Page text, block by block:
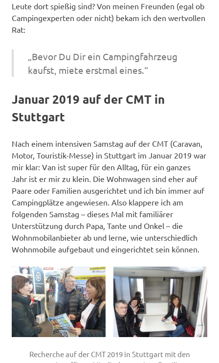
Leute dort spießig sind? Von meinen Freunden (egal ob
Campingexperten oder nicht) bekam ich den wertvollen
Rat:
„Bevor Du Dir ein Campingfahrzeug
kaufst, miete erstmal eines.“
Januar 2019 auf der CMT in
Stuttgart
Nach einem intensiven Samstag auf der CMT (Caravan,
Motor, Touristik-Messe) in Stuttgart im Januar 2019 war
mir klar: Van ist super für den Alltag, für ein ganzes
Jahr ist er mir zu klein. Die Wohnwagen sind eher auf
Paare oder Familien ausgerichtet und ich bin immer auf
Campingplätze angewiesen. Also klappere ich am
folgenden Samstag – dieses Mal mit familiärer
Unterstützung durch Papa, Tante und Onkel – die
Wohnmobilanbieter ab und lerne, wie unterschiedlich
Wohnmobile aufgebaut und eingerichtet sein können.
Recherche auf der CMT 2019 in Stuttgart mit den